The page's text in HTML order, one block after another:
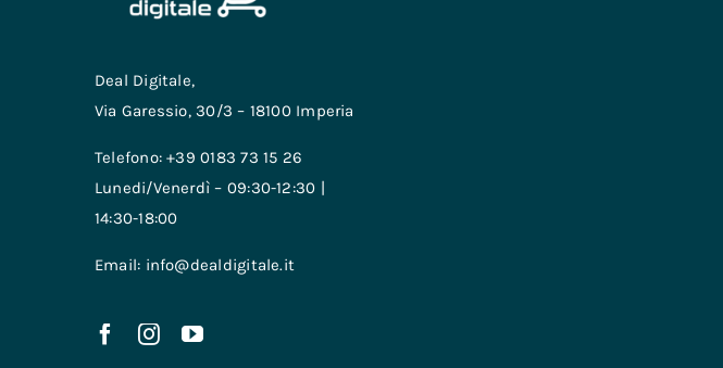
Deal Digitale,
Via Garessio, 30/3 – 18100 Imperia
Telefono: +39 0183 73 15 26
Lunedi/Venerdì – 09:30-12:30 |
14:30-18:00
Email: info@dealdigitale.it